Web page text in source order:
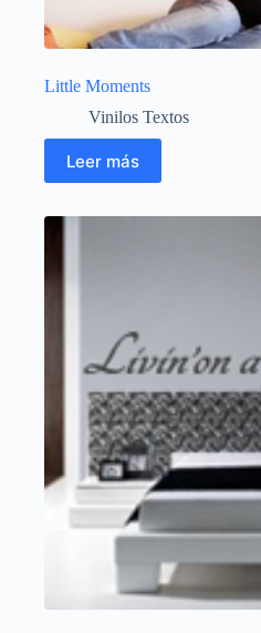
Little Moments
Vinilos Textos
Leer más